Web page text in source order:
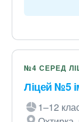
№4 СЕРЕД
Ліцей №5
1–12